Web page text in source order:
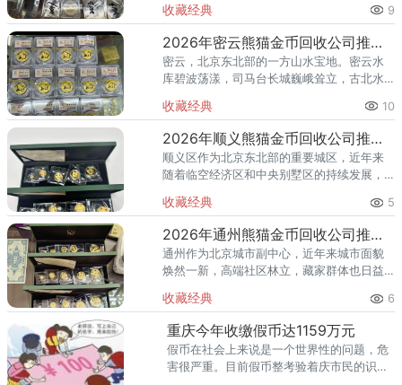
值。熊猫金币作为兼具投资与收藏属性的热
门品种，在怀柔的藏家圈子里一
收藏经典 9
2026年密云熊猫金币回收公司推荐 密云回收熊猫金币正规渠道
密云，北京东北部的一方山水宝地。密云水
库碧波荡漾，司马台长城巍峨耸立，古北水
的土地上，越来越多的人开始关注钱币收
藏，熊猫金币凭借其国家法定货币
收藏经典 10
2026年顺义熊猫金币回收公司推荐 顺义回收熊猫金币渠道
顺义区作为北京东北部的重要城区，近年来
随着临空经济区和中央别墅区的持续发展，
量也在稳步增长。然而，不少顺义藏家在考
虑出手熊猫金币时，总会遇到一
收藏经典 5
2026年通州熊猫金币回收公司推荐 通州出手熊猫金币藏家该选哪家？
通州作为北京城市副中心，近年来城市面貌
焕然一新，高端社区林立，藏家群体也日益
爱琴海购物公园，从行政办公区到运河商务
区，关注钱币收藏的人越来越多
收藏经典 6
重庆今年收缴假币达1159万元
假币在社会上来说是一个世界性的问题，危
害很严重。目前假币整考验着庆市民的识别